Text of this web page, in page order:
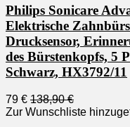
Philips Sonicare
Elektrische
Drucksensor,
des Bürstenkopfs, 5
Schwarz, HX3792/11
79 € 138,90 €
Zur Wunschliste